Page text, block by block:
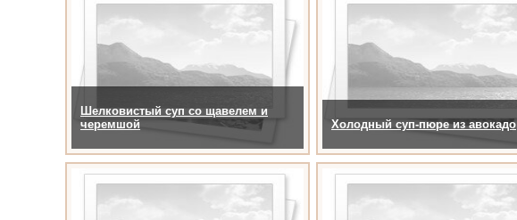
Шелковистый суп со щавелем и
черемшой
Холодный суп-пюре из авокадо